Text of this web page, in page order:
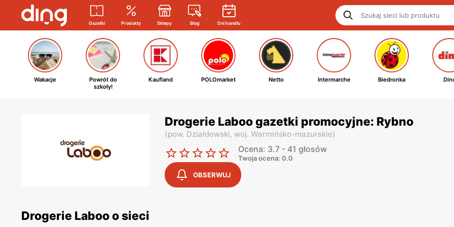
Gazetki Produkty Sklepy Blog Dni handlu
Wakacje
Powrót do
szkoły!
Kaufland POLOmarket Netto Intermarche Biedronka
Drogerie Laboo gazetki promocyjne: Rybno
(pow. Działdowski, woj. Warmińsko-mazurskie)
Ocena: 3.7 - 41 głosów
Twoja ocena: 0.0
OBSERWUJ
Drogerie Laboo o sieci